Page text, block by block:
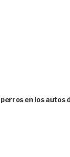
en los autos